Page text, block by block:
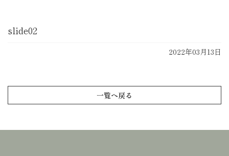
slide02
2022年03月13日
一覧へ戻る